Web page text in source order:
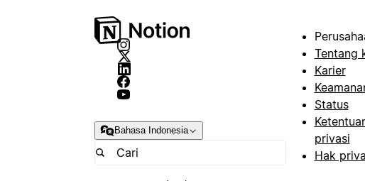
Bahasa Indonesia
Tentang
Karier
Status
privasi
Hak